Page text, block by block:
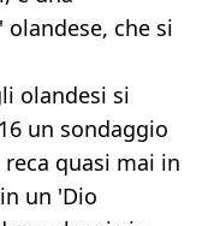
che si
olandesi si
un sondaggio
reca quasi mai in
un 'Dio